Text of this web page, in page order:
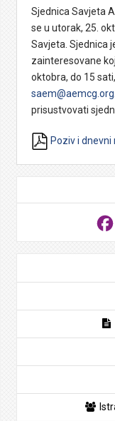
Sjednica Savjeta
se u utorak, 25.
Savjeta. Sjednica
zainteresovane
oktobra, do 15
saem@aemcg.org
prisustvovati
Poziv i dnevni